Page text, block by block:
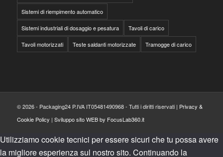
Sistemi di riempimento automatico
Sistemi industriali di dosaggio e pesatura Tavoli di carico
Tavoli motorizzati Teste saldanti motorizzate Tramogge di carico
© 2026 - Packaging24 P.IVA IT05481490968 - Tutti i diritti riservati | Privacy &
Cookie Policy | Sviluppo sito WEB by FocusLab360.it
Utilizziamo cookie tecnici per essere sicuri che tu possa avere
la migliore esperienza sul nostro sito. Continuando la